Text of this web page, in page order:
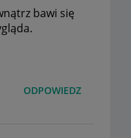
bawi się
ODPOWIEDZ